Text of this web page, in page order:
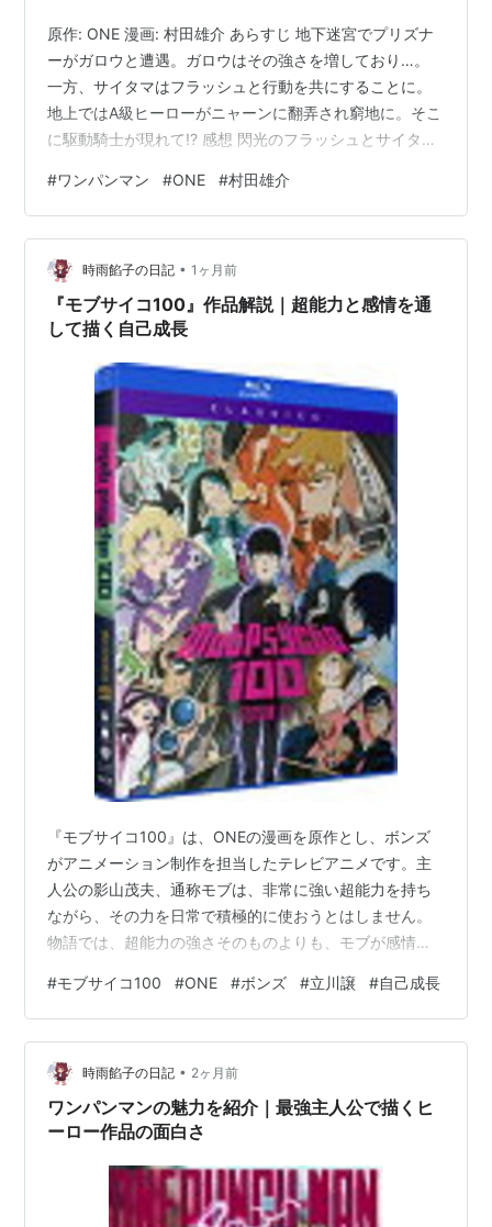
原作: ONE 漫画: 村田雄介 あらすじ 地下迷宮でプリズナ
ーがガロウと遭遇。ガロウはその強さを増しており…。
一方、サイタマはフラッシュと行動を共にすることに。
地上ではA級ヒーローがニャーンに翻弄され窮地に。そこ
に駆動騎士が現れて!? 感想 閃光のフラッシュとサイタマ
タマがオカシイ事に頭では分かっていても、気づけてい
ないのだろう。 S級とは力の差を感じてしまうA級たちだ
が、それでも一人一人の個性は光るものがあり、十分に
魅力的な描写が出てくる。しかし、それで勝てるほど甘
くないのが、悲しい。 そして、窮地に現れる駆動騎士。
やはりS級は強いです。 …
#ワンパンマン #ONE #村田雄介
時雨餡子の日記 • 1ヶ月前
『モブサイコ100』作品解説｜超能力と感情を通
して描く自己成長
『モブサイコ100』は、ONEの漫画を原作とし、ボンズ
がアニメーション制作を担当したテレビアニメです。主
人公の影山茂夫、通称モブは、非常に強い超能力を持ち
ながら、その力を日常で積極的に使おうとはしません。
物語では、超能力の強さそのものよりも、モブが感情を
重視されます。青春、コメディ、霊をめぐる事件、超能
力アクションが一つの成長物語へ結びついています。 能
力と人間的な価値を分けて考える主人公 モブは、超能力
が使えることを自分の価値そのものとは考えていませ
ん。運動、会話、恋愛など、力では補えない部分に苦手
意識を持っています。 そのため、簡単に能力…
#モブサイコ100 #ONE #ボンズ #立川譲 #自己成長
時雨餡子の日記 • 2ヶ月前
ワンパンマンの魅力を紹介｜最強主人公で描くヒ
ーロー作品の面白さ